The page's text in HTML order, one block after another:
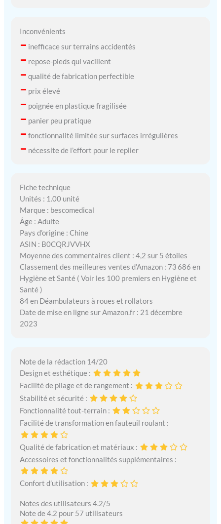
Inconvénients
– inefficace sur terrains accidentés
– repose-pieds qui vacillent
– qualité de fabrication perfectible
– prix élevé
– poignée en plastique fragilisée
– panier peu pratique
– fonctionnalité limitée sur surfaces irrégulières
– nécessite de l’effort pour le replier
Fiche technique
Unités : 1.00 unité
Marque : bescomedical
Âge : Adulte
Pays d’origine : Chine
ASIN : B0CQRJVVHX
Moyenne des commentaires client : 4,2 sur 5 étoiles
Classement des meilleures ventes d’Amazon : 73 686 en
Hygiène et Santé ( Voir les 100 premiers en Hygiène et
Santé )
84 en Déambulateurs à roues et rollators
Date de mise en ligne sur Amazon.fr : 21 décembre
2023
Note de la rédaction 14/20
Design et esthétique :
Facilité de pliage et de rangement :
Stabilité et sécurité :
Fonctionnalité tout-terrain :
Facilité de transformation en fauteuil roulant :
Qualité de fabrication et matériaux :
Accessoires et fonctionnalités supplémentaires :
Confort d’utilisation :
Notes des utilisateurs 4.2/5
Note de 4.2 pour 57 utilisateurs